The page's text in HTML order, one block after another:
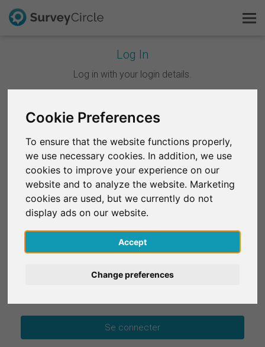
Cookie Preferences
To ensure that the website functions properly,
we use necessary cookies. In addition, we use
cookies to improve your experience on our
website and to analyze the website. Marketing
cookies are used, but we currently do not
display ads on our website.
Accept
Change preferences
Log In
Log in with your login details.
Continuer avec Google
Continuer avec Facebook
OU
E-mail*
Mot de passe*
C'est SurveyCircle
FAQ
S'inscrire gratuitement
S'inscrire
English
Deutsch
Español